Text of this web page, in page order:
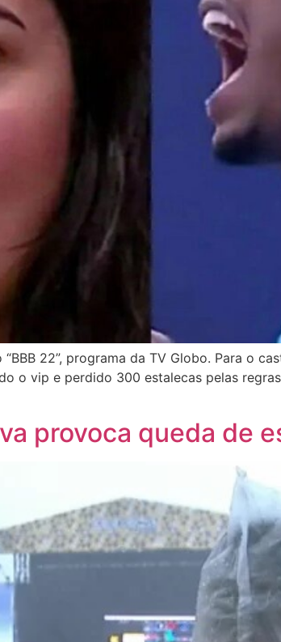
22”, programa da TV Globo. Para o
o vip e perdido 300 estalecas pelas
provoca queda de